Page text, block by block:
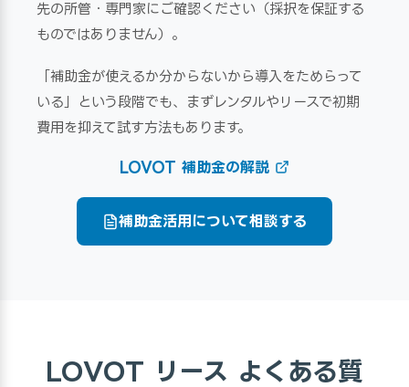
先の所管・専門家にご確認ください（採択を保証する
ものではありません）。
「補助金が使えるか分からないから導入をためらって
いる」という段階でも、まずレンタルやリースで初期
費用を抑えて試す方法もあります。
LOVOT 補助金の解説
補助金活用について相談する
LOVOT リース よくある質